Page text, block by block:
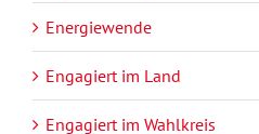
Energiewende
Engagiert im Land
Engagiert im Wahlkreis